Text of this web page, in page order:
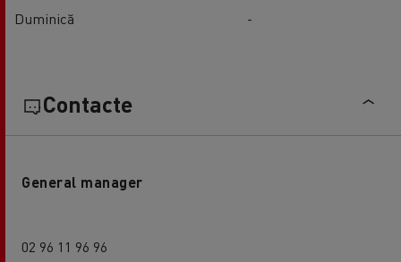
Duminică
-
Contacte
General manager
02 96 11 96 96